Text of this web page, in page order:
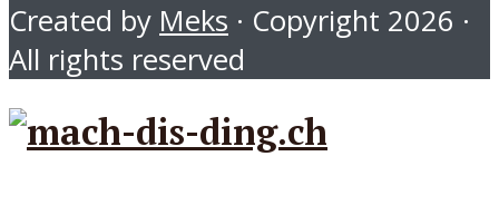
Created by Meks · Copyright 2026 ·
All rights reserved